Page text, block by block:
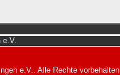
e.V.. Alle Rechte vorbehalten.